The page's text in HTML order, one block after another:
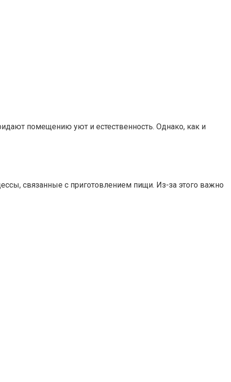
помещению уют и естественность. Однако, как и
связанные с приготовлением пищи. Из-за этого важно